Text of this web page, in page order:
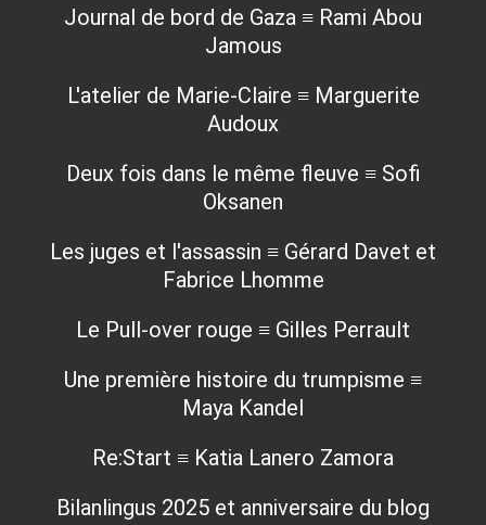
Journal de bord de Gaza ≡ Rami Abou
Jamous
L'atelier de Marie-Claire ≡ Marguerite
Audoux
Deux fois dans le même fleuve ≡ Sofi
Oksanen
Les juges et l'assassin ≡ Gérard Davet et
Fabrice Lhomme
Le Pull-over rouge ≡ Gilles Perrault
Une première histoire du trumpisme ≡
Maya Kandel
Re:Start ≡ Katia Lanero Zamora
Bilanlingus 2025 et anniversaire du blog